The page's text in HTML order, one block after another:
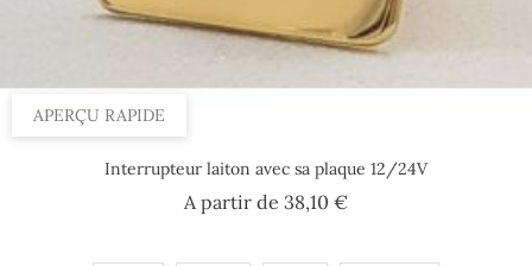
APERÇU RAPIDE
Interrupteur laiton avec sa plaque 12/24V
A partir de 38,10 €Prix